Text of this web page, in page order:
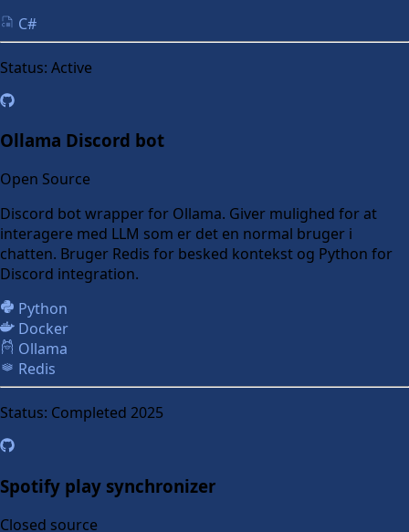
C#
Status: Active
Ollama Discord bot
Open Source
Discord bot wrapper for Ollama. Giver mulighed for at
interagere med LLM som er det en normal bruger i
chatten. Bruger Redis for besked kontekst og Python for
Discord integration.
Python
Docker
Ollama
Redis
Status: Completed 2025
Spotify play synchronizer
Closed source